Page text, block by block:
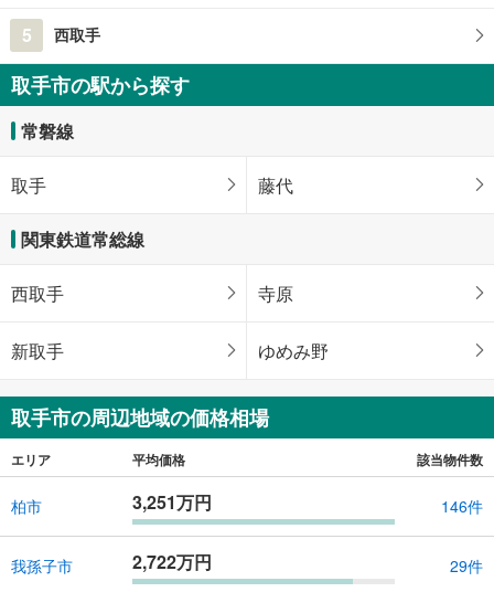
5 西取手
取手市の駅から探す
常磐線
取手 藤代
関東鉄道常総線
西取手 寺原
新取手 ゆめみ野
取手市の周辺地域の価格相場
エリア 平均価格 該当物件数
柏市 3,251万円 146件
我孫子市 2,722万円 29件